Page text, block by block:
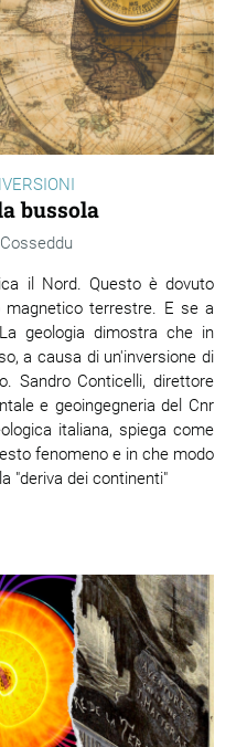
bussola
il Nord. Questo è dovuto
magnetico terrestre. E se a
geologia dimostra che in
a causa di un'inversione di
Sandro Conticelli, direttore
e geoingegneria del Cnr
italiana, spiega come
fenomeno e in che modo
"deriva dei continenti"